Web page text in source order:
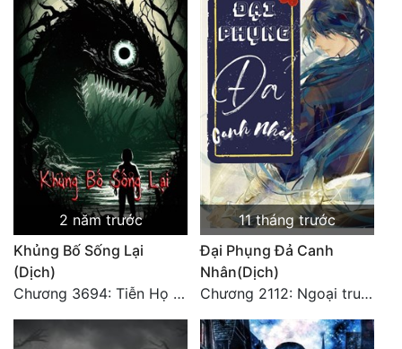
2 năm trước
Khủng Bố Sống Lại
(Dịch)
Chương 3694: Tiễn Họ Đoạn Đường Cuối - Hoàn
11 tháng trước
Đại Phụng Đả Canh
Nhân(Dịch)
Chương 2112: Ngoại truyện 3 - Tiệc mừng công